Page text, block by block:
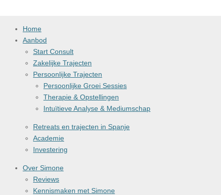
Home
Aanbod
Start Consult
Zakelijke Trajecten
Persoonlijke Trajecten
Persoonlijke Groei Sessies
Therapie & Opstellingen
Intuïtieve Analyse & Mediumschap
Retreats en trajecten in Spanje
Academie
Investering
Over Simone
Reviews
Kennismaken met Simone